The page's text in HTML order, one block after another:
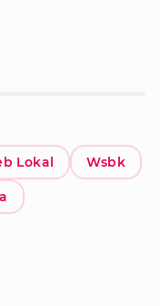
Lokal Wsbk